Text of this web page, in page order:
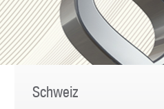
Schweiz